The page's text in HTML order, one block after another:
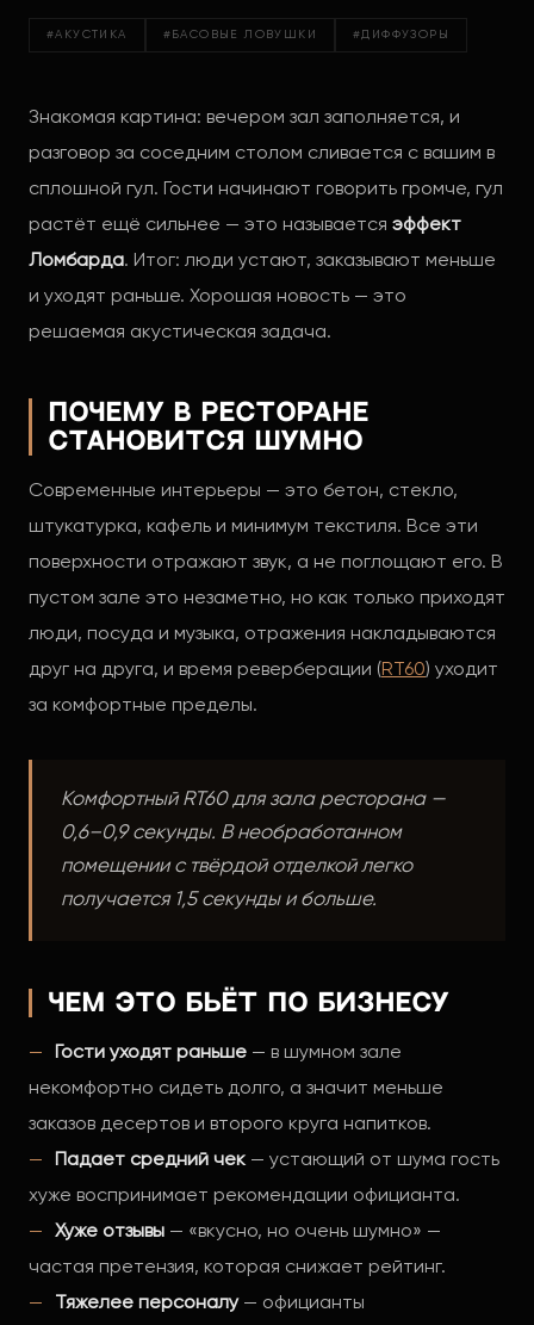
#АКУСТИКА #БАСОВЫЕ ЛОВУШКИ #ДИФФУЗОРЫ
Знакомая картина: вечером зал заполняется, и
разговор за соседним столом сливается с вашим в
сплошной гул. Гости начинают говорить громче, гул
растёт ещё сильнее — это называется эффект
Ломбарда. Итог: люди устают, заказывают меньше
и уходят раньше. Хорошая новость — это
решаемая акустическая задача.
Почему в ресторане
становится шумно
Современные интерьеры — это бетон, стекло,
штукатурка, кафель и минимум текстиля. Все эти
поверхности отражают звук, а не поглощают его. В
пустом зале это незаметно, но как только приходят
люди, посуда и музыка, отражения накладываются
друг на друга, и время реверберации (RT60) уходит
за комфортные пределы.
Комфортный RT60 для зала ресторана —
0,6–0,9 секунды. В необработанном
помещении с твёрдой отделкой легко
получается 1,5 секунды и больше.
Чем это бьёт по бизнесу
Гости уходят раньше — в шумном зале
некомфортно сидеть долго, а значит меньше
заказов десертов и второго круга напитков.
Падает средний чек— устающий от шума гость
хуже воспринимает рекомендации официанта.
Хуже отзывы — «вкусно, но очень шумно» —
частая претензия, которая снижает рейтинг.
Тяжелее персоналу— официанты